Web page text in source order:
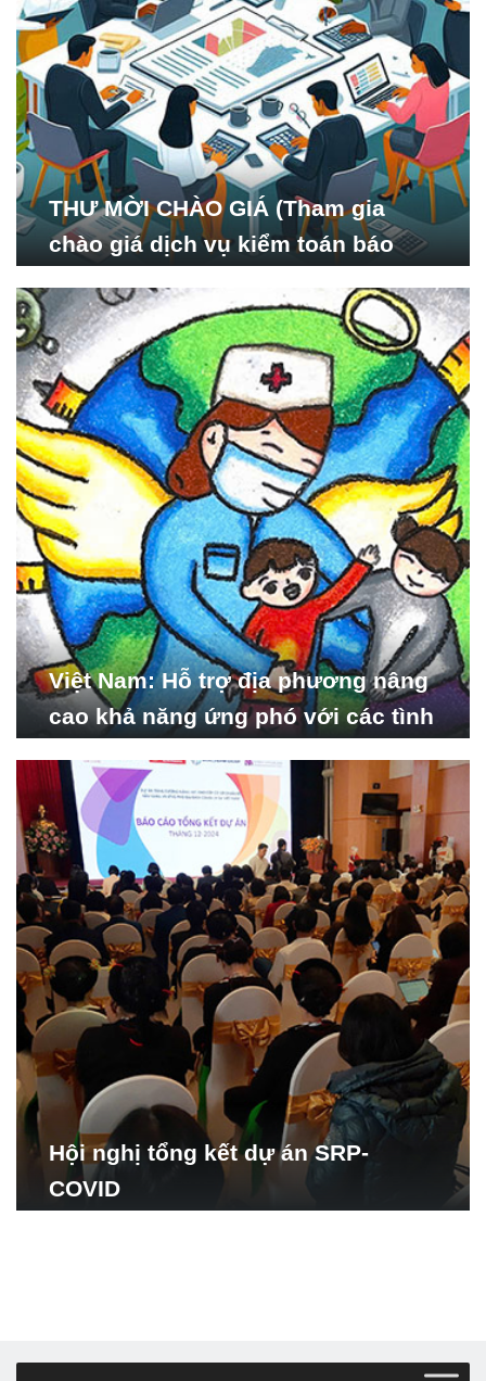
THƯ MỜI CHÀO GIÁ (Tham gia
chào giá dịch vụ kiểm toán báo
Nghiên cứu Phát triển Xã
hội_ISDS)
Việt Nam: Hỗ trợ địa phương nâng
cao khả năng ứng phó với các tình
Hội nghị tổng kết dự án SRP-
COVID